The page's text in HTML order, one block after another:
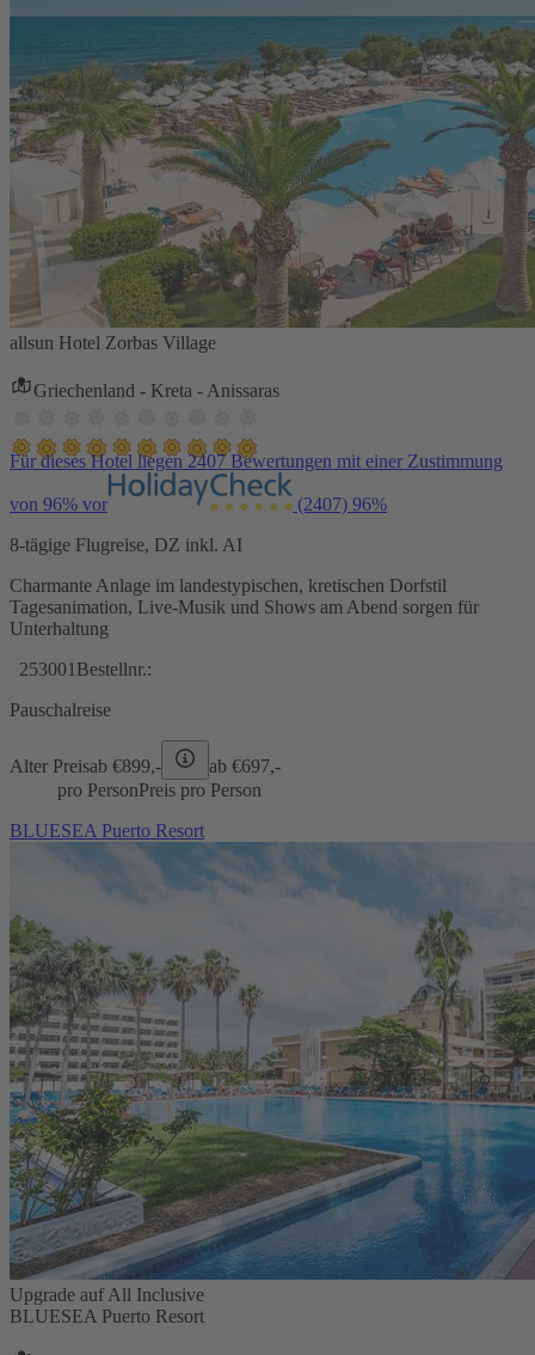
allsun Hotel Zorbas Village
Griechenland - Kreta - Anissaras
Für dieses Hotel liegen 2407 Bewertungen mit einer Zustimmung
von 96% vor (2407) 96%
8-tägige Flugreise, DZ inkl. AI
Charmante Anlage im landestypischen, kretischen Dorfstil
Tagesanimation, Live-Musik und Shows am Abend sorgen für
Unterhaltung
253001 Bestellnr.:
Pauschalreise
Alter Preisab €899,- ab €697,-
pro PersonPreis pro Person
BLUESEA Puerto Resort
Upgrade auf All Inclusive
BLUESEA Puerto Resort